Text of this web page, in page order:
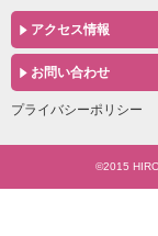
アクセス情報
お問い合わせ
プライバシーポリシー
©2015